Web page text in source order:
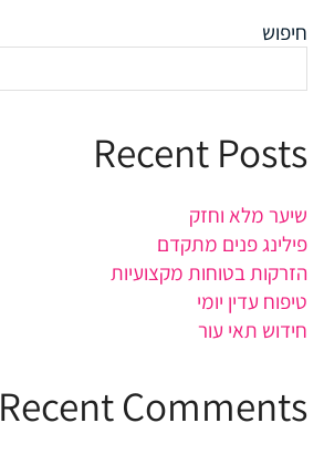
חיפוש
Recent Posts
שיער מלא וחזק
פילינג פנים מתקדם
הזרקות בטוחות מקצועיות
טיפוח עדין יומי
חידוש תאי עור
Recent Comments